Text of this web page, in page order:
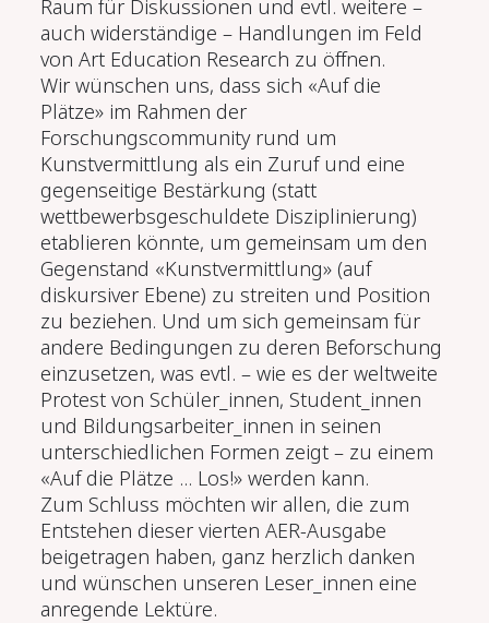
Raum für Diskussionen und evtl. weitere –
auch widerständige – Handlungen im Feld
von Art Education Research zu öffnen.
Wir wünschen uns, dass sich «Auf die
Plätze» im Rahmen der
Forschungscommunity rund um
Kunstvermittlung als ein Zuruf und eine
gegenseitige Bestärkung (statt
wettbewerbsgeschuldete Disziplinierung)
etablieren könnte, um gemeinsam um den
Gegenstand «Kunstvermittlung» (auf
diskursiver Ebene) zu streiten und Position
zu beziehen. Und um sich gemeinsam für
andere Bedingungen zu deren Beforschung
einzusetzen, was evtl. – wie es der weltweite
Protest von Schüler_innen, Student_innen
und Bildungsarbeiter_innen in seinen
unterschiedlichen Formen zeigt – zu einem
«Auf die Plätze ... Los!» werden kann.
Zum Schluss möchten wir allen, die zum
Entstehen dieser vierten AER-Ausgabe
beigetragen haben, ganz herzlich danken
und wünschen unseren Leser_innen eine
anregende Lektüre.